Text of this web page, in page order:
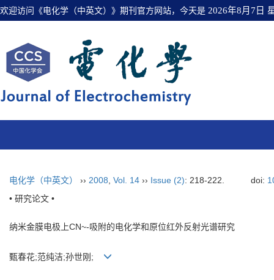
欢迎访问《电化学（中英文）》期刊官方网站，今天是 2026年8月7日
电化学（中英文） ›› 2008 Vol. 14 ›› Issue (2): 218-222. doi:
• 研究论文 •
纳米金膜电极上CN~-吸附的电化学和原位红外反射光谱研究
甄春花;范纯洁;孙世刚;